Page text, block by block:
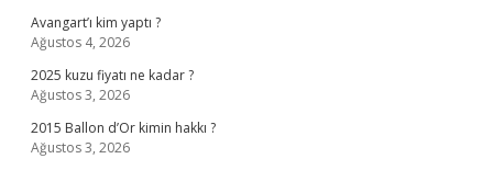
Avangart’ı kim yaptı ?
Ağustos 4, 2026
2025 kuzu fiyatı ne kadar ?
Ağustos 3, 2026
2015 Ballon d’Or kimin hakkı ?
Ağustos 3, 2026